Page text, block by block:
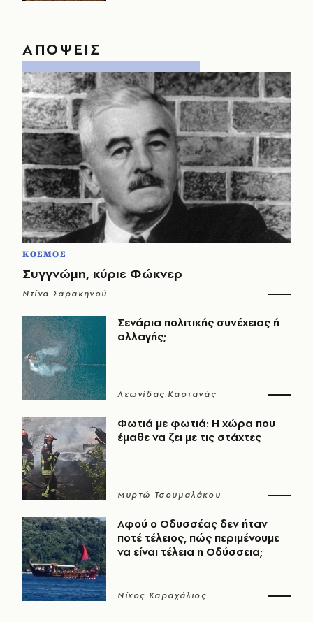
ΑΠΟΨΕΙΣ
ΚΟΣΜΟΣ
Συγγνώμη, κύριε Φώκνερ
Ντίνα Σαρακηνού
Σενάρια πολιτικής συνέχειας ή
αλλαγής;
Λεωνίδας Καστανάς
Φωτιά με φωτιά: Η χώρα που
έμαθε να ζει με τις στάχτες
Μυρτώ Τσουμαλάκου
Αφού ο Οδυσσέας δεν ήταν
ποτέ τέλειος, πώς περιμένουμε
να είναι τέλεια η Οδύσσεια;
Νίκος Καραχάλιος